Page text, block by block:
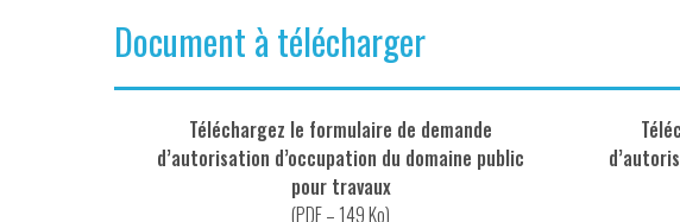
Document à télécharger
Téléchargez le formulaire de demande
d’autorisation d’occupation du domaine public
pour travaux
(PDF – 149 Ko)